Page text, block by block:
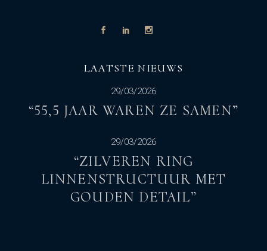
LAATSTE NIEUWS
29/03/2026
“55,5 JAAR WAREN ZE SAMEN”
29/03/2026
“ZILVEREN RING
LINNENSTRUCTUUR MET
GOUDEN DETAIL”